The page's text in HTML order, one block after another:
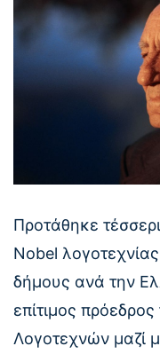
Προτάθηκε
Νοbel
δήμους ανά την
επίτιμος
Λογοτεχνών μαζί